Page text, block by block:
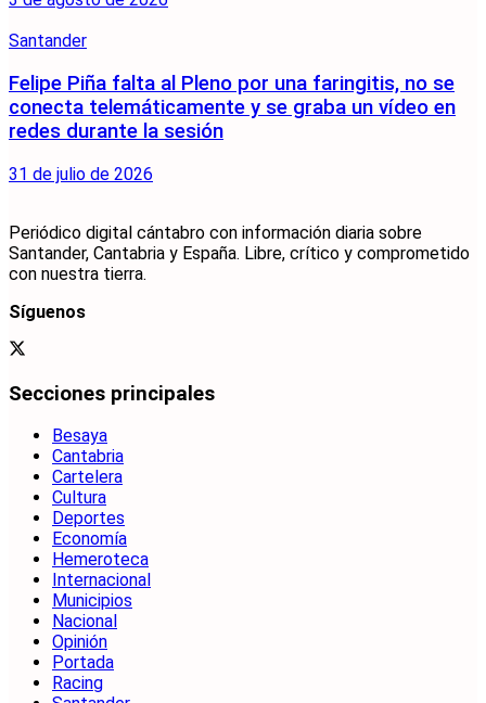
Santander
Felipe Piña falta al Pleno por una faringitis, no se
conecta telemáticamente y se graba un vídeo en
redes durante la sesión
31 de julio de 2026
Periódico digital cántabro con información diaria sobre
Santander, Cantabria y España. Libre, crítico y comprometido
con nuestra tierra.
Síguenos
Secciones principales
Besaya
Cantabria
Cartelera
Cultura
Deportes
Economía
Hemeroteca
Internacional
Municipios
Nacional
Opinión
Portada
Racing